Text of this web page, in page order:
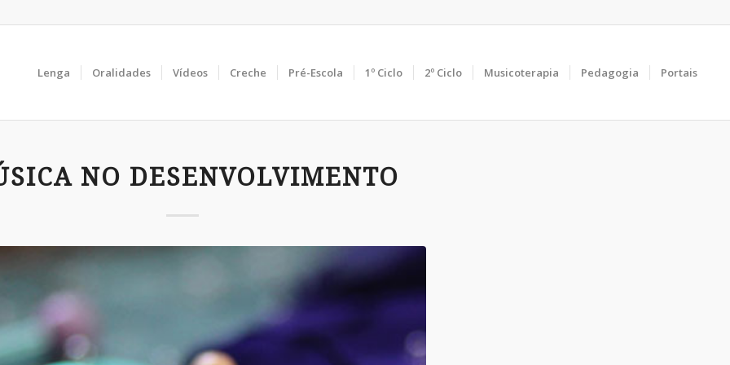
Lenga Oralidades Vídeos Creche Pré-Escola 1º Ciclo 2º Ciclo Musicoterapia Pedagogia Portais
NO DESENVOLVIMENTO